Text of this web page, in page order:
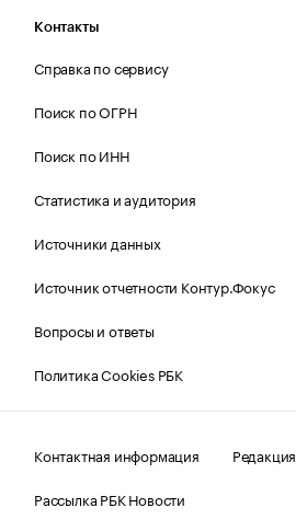
Контакты
Справка по сервису
Поиск по ОГРН
Поиск по ИНН
Статистика и аудитория
Источники данных
Источник отчетности Контур.Фокус
Вопросы и ответы
Политика Cookies РБК
Контактная информация
Редакция
Рассылка РБК Новости